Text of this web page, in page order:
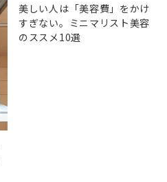
美しい人は「美容費」をかけ
すぎない。ミニマリスト美容
のススメ10選